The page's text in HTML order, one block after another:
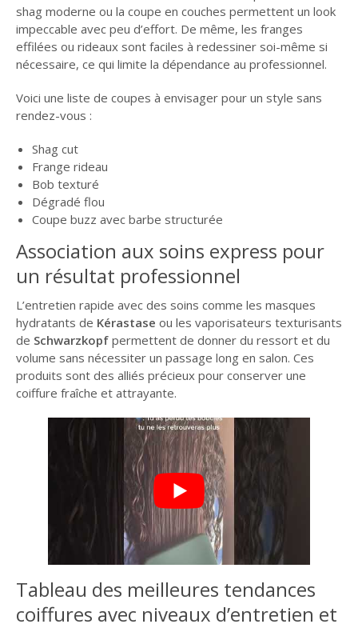
shag moderne ou la coupe en couches permettent un look
impeccable avec peu d’effort. De même, les franges
effilées ou rideaux sont faciles à redessiner soi-même si
nécessaire, ce qui limite la dépendance au professionnel.
Voici une liste de coupes à envisager pour un style sans
rendez-vous :
Shag cut
Frange rideau
Bob texturé
Dégradé flou
Coupe buzz avec barbe structurée
Association aux soins express pour
un résultat professionnel
L’entretien rapide avec des soins comme les masques
hydratants de Kérastase ou les vaporisateurs texturisants
de Schwarzkopfpermettent de donner du ressort et du
volume sans nécessiter un passage long en salon. Ces
produits sont des alliés précieux pour conserver une
coiffure fraîche et attrayante.
Tableau des meilleures tendances
coiffures avec niveaux d’entretien et